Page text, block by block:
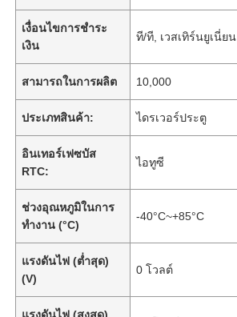
เงื่อนไขการชำระ
เงิน
ที/ที, เวสเทิร์นยูเนี่ยน
สามารถในการผลิต 10,000
ประเภทสินค้า: ไดรเวอร์ประตู
อินเทอร์เฟซบัส
RTC:
ไอทูซี
ช่วงอุณหภูมิในการ
ทำงาน (°C)
-40°C~+85°C
แรงดันไฟ (ต่ำสุด)
(V)
0 โวลต์
แรงดันไฟ (สูงสุด)